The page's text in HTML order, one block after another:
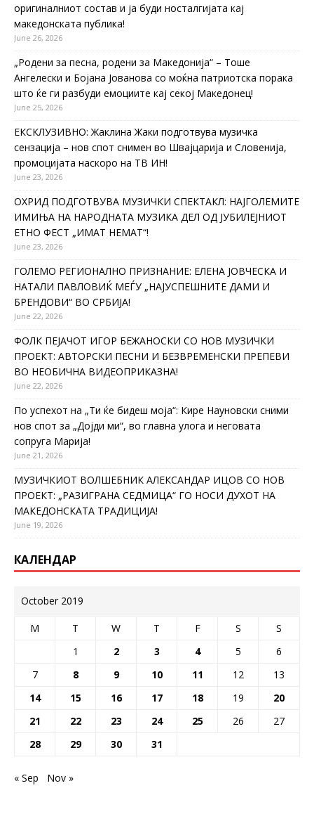
оригиналниот состав и ја буди носталгијата кај
македонската публика!
June 26, 2026
„Родени за песна, родени за Македонија“ – Тоше
Ангелески и Бојана Јованова со моќна патриотска порака
што ќе ги разбуди емоциите кај секој Македонец!
June 25, 2026
ЕКСКЛУЗИВНО: Жаклина Жаки подготвува музичка
сензација – нов спот снимен во Швајцарија и Словенија,
промоцијата наскоро на ТВ ИН!
June 23, 2026
ОХРИД ПОДГОТВУВА МУЗИЧКИ СПЕКТАКЛ: НАЈГОЛЕМИТЕ
ИМИЊА НА НАРОДНАТА МУЗИКА ДЕЛ ОД ЈУБИЛЕЈНИОТ
ЕТНО ФЕСТ „ИМАТ НЕМАТ“!
June 23, 2026
ГОЛЕМО РЕГИОНАЛНО ПРИЗНАНИЕ: ЕЛЕНА ЈОВЧЕСКА И
НАТАЛИ ПАВЛОВИЌ МЕЃУ „НАЈУСПЕШНИТЕ ДАМИ И
БРЕНДОВИ“ ВО СРБИЈА!
June 22, 2026
ФОЛК ПЕЈАЧОТ ИГОР БЕЖАНОСКИ СО НОВ МУЗИЧКИ
ПРОЕКТ: АВТОРСКИ ПЕСНИ И БЕЗВРЕМЕНСКИ ПРЕПЕВИ
ВО НЕОБИЧНА ВИДЕОПРИКАЗНА!
June 22, 2026
По успехот на „Ти ќе бидеш моја“: Кире Науновски сними
нов спот за „Дојди ми“, во главна улога и неговата
сопруга Марија!
June 21, 2026
МУЗИЧКИОТ ВОЛШЕБНИК АЛЕКСАНДАР ИЦОВ СО НОВ
ПРОЕКТ: „РАЗИГРАНА СЕДМИЦА“ ГО НОСИ ДУХОТ НА
МАКЕДОНСКАТА ТРАДИЦИЈА!
June 19, 2026
КАЛЕНДАР
October 2019
M T W T F S
S
1
2 3 4 5
6
7
8 9 10 11 12
13
14
15 16 17 18 19
20
21
22 23 24 25 26
27
28
29 30 31
« Sep Nov »